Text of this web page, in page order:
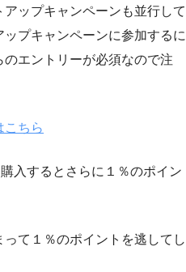
ップキャンペーンも並行して
プキャンペーンに参加するに
エントリーが必須なので注
こちら
入するとさらに１％のポイン
て１％のポイントを逃してし